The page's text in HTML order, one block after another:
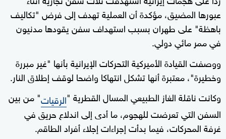
عبورها المضيق، مؤكدة أن العملية تهدف إلى فرض "تكاليف
باهظة" على طهران بسبب استهداف سفن يقودها مدنيون
في ممر مائي دولي.
ووصفت القيادة الأميركية التحركات الإيرانية بأنها "غير مبررة
وخطيرة"، معتبرة أنها تشكل انتهاكا واضحا لوقف إطلاق النار.
وكانت ناقلة الغاز الطبيعي المسال القطرية "الرقيات" من بين
السفن التي تعرضت للهجوم، ما أدى إلى اندلاع حريق في
غرفة المحركات، فيما بدأت إجراءات إجلاء أفراد الطاقم.